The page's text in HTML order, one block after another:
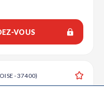
VOUS
- 37400)